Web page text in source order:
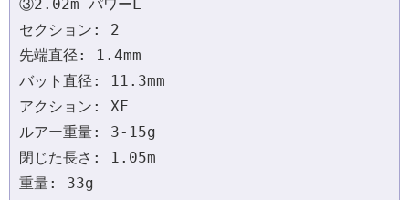
③2.02m パワーL
セクション: 2
先端直径: 1.4mm
バット直径: 11.3mm
アクション: XF
ルアー重量: 3-15g
閉じた長さ: 1.05m
重量: 33g